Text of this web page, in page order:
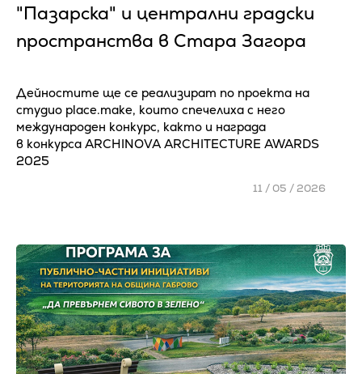
"Пазарска" и централни градски
пространства в Стара Загора
Дейностите ще се реализират по проекта на
студио place.make, които спечелиха с него
международен конкурс, както и награда
в конкурса ARCHINOVA ARCHITECTURE AWARDS
2025
11 / 05 / 2026